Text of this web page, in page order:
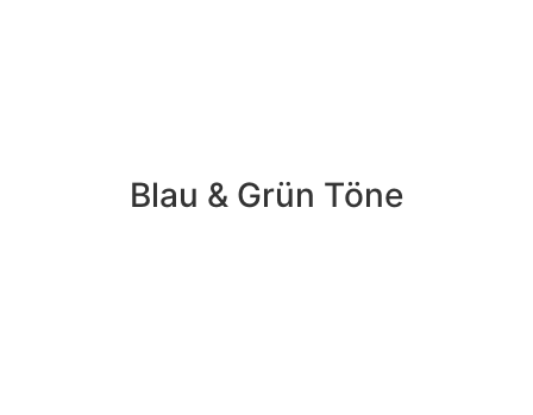
Blau & Grün Töne